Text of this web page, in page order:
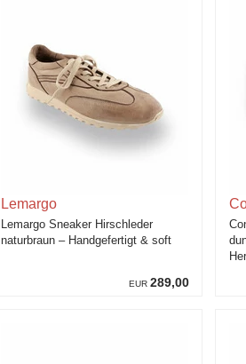
EUR 289,00
Lemargo
Lemargo Sneaker Hirschleder
naturbraun – Handgefertigt & soft